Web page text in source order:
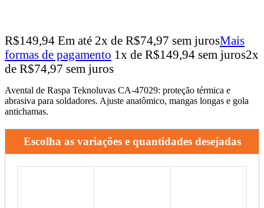
R$149,94 Em até 2x de R$74,97 sem jurosMais
formas de pagamento 1x de R$149,94 sem juros2x
de R$74,97 sem juros
Avental de Raspa Teknoluvas CA-47029: proteção térmica e
abrasiva para soldadores. Ajuste anatômico, mangas longas e gola
antichamas.
Escolha as variações e quantidades desejadas